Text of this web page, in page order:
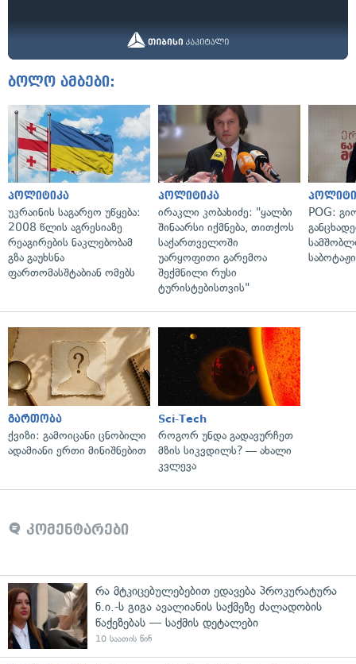
ბოლო ამბები:
პოლიტიკა
უკრაინის საგარეო უწყება:
2008 წლის აგრესიაზე
რეაგირების ნაკლებობამ
გზა გაუხსნა
ფართომასშტაბიან ომებს
პოლიტიკა
ირაკლი კობახიძე: "ყალბი
შინაარსი იქმნება, თითქოს
საქართველოში
უარყოფითი გარემოა
შექმნილი რუსი
ტურისტებისთვის"
POG:
გართობა
ქვიზი: გამოიცანი ცნობილი
ადამიანი ერთი მინიშნებით
Sci-Tech
როგორ უნდა გადავურჩეთ
მზის სიკვდილს? — ახალი
კვლევა
კომენტარები
რა მტკიცებულებებით ედავება პროკურატურა
ნ.ი.-ს გიგა ავალიანის საქმეზე ძალადობის
წაქეზებას — საქმის დეტალები
10 საათის წინ